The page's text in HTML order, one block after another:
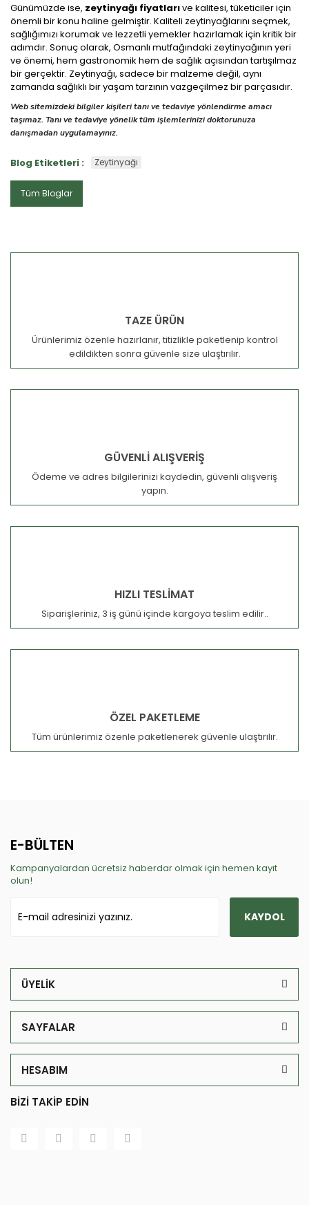
Günümüzde ise, zeytinyağı fiyatlarıve kalitesi, tüketiciler için
önemli bir konu haline gelmiştir. Kaliteli zeytinyağlarını seçmek,
sağlığımızı korumak ve lezzetli yemekler hazırlamak için kritik bir
adımdır. Sonuç olarak, Osmanlı mutfağındaki zeytinyağının yeri
ve önemi, hem gastronomik hem de sağlık açısından tartışılmaz
bir gerçektir. Zeytinyağı, sadece bir malzeme değil, aynı
zamanda sağlıklı bir yaşam tarzının vazgeçilmez bir parçasıdır.
Web sitemizdeki bilgiler kişileri tanı ve tedaviye yönlendirme amacı
taşımaz. Tanı ve tedaviye yönelik tüm işlemlerinizi doktorunuza
danışmadan uygulamayınız.
Blog Etiketleri : Zeytinyağı
Tüm Bloglar
TAZE ÜRÜN
Ürünlerimiz özenle hazırlanır, titizlikle paketlenip kontrol
edildikten sonra güvenle size ulaştırılır.
GÜVENLİ ALIŞVERİŞ
Ödeme ve adres bilgilerinizi kaydedin, güvenli alışveriş
yapın.
HIZLI TESLİMAT
Siparişleriniz, 3 iş günü içinde kargoya teslim edilir..
ÖZEL PAKETLEME
Tüm ürünlerimiz özenle paketlenerek güvenle ulaştırılır.
E-BÜLTEN
Kampanyalardan ücretsiz haberdar olmak için hemen kayıt
olun!
KAYDOL
ÜYELİK
SAYFALAR
HESABIM
BİZİ TAKİP EDİN